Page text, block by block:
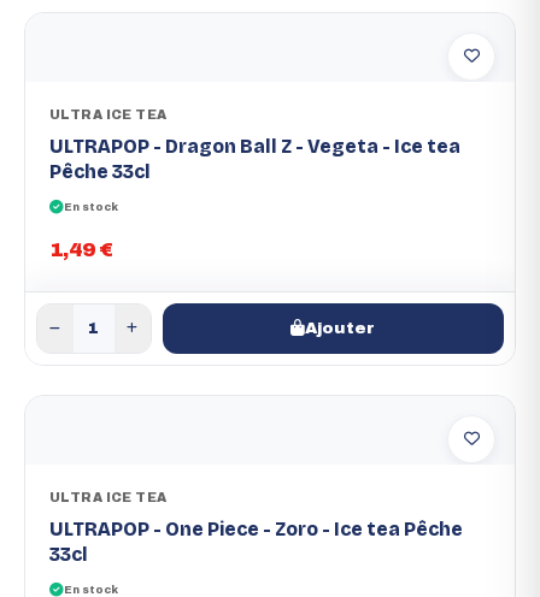
ULTRA ICE TEA
ULTRAPOP - Dragon Ball Z - Vegeta - Ice tea
Pêche 33cl
En stock
1,49 €
Ajouter
ULTRA ICE TEA
ULTRAPOP - One Piece - Zoro - Ice tea Pêche
33cl
En stock